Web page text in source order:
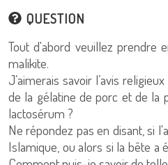
QUESTION
Tout d'abord veuillez prendre
malikite.
J’aimerais savoir l’avis
de la gélatine de porc et de la
lactosérum ?
Ne répondez pas en disant, si
Islamique, ou alors si la bête a